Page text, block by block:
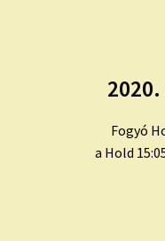
Fogyó
a Hold